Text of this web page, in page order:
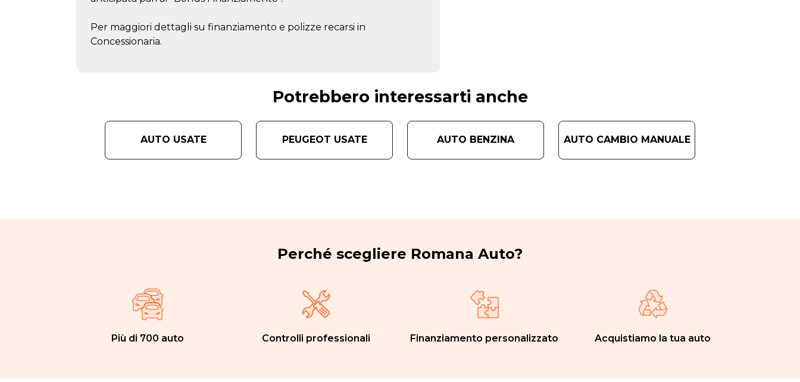
Per maggiori dettagli su finanziamento e polizze recarsi in
Concessionaria.
Potrebbero interessarti anche
AUTO USATE PEUGEOT USATE AUTO BENZINA AUTO CAMBIO MANUALE
Perché scegliere Romana Auto?
Più di 700 auto Controlli professionali Finanziamento personalizzato Acquistiamo la tua auto